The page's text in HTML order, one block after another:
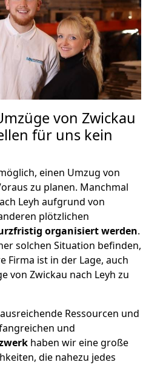
von Zwickau
für uns kein
einen Umzug von
zu planen. Manchmal
Leyh aufgrund von
plötzlichen
organisiert werden.
solchen Situation befinden,
Firma ist in der Lage, auch
von Zwickau nach Leyh zu
Ressourcen und
und
haben wir eine große
die nahezu jedes